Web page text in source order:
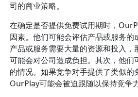
司的商业策略。
在确定是否提供免费试用期时，
因素。他们可能会评估产品或服务的
产品或服务需要大量的资源和投入，
可能会对公司造成负担。其次，他们
的情况。如果竞争对手提供了类似的
OurPlay可能会被迫跟随以保持竞争力